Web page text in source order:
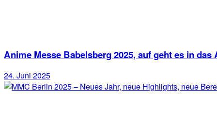
Anime Messe Babelsberg 2025, auf geht es in das
24. Juni 2025